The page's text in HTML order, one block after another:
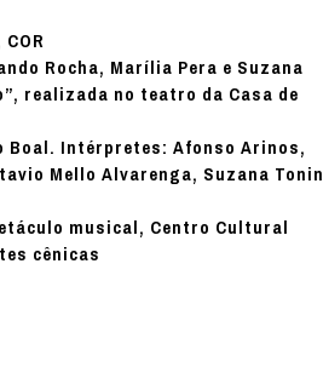
Rocha, Marília Pera e Suzana
realizada no teatro da Casa de
Boal. Intérpretes: Afonso Arinos,
Mello Alvarenga, Suzana Tonin
musical, Centro Cultural
cênicas